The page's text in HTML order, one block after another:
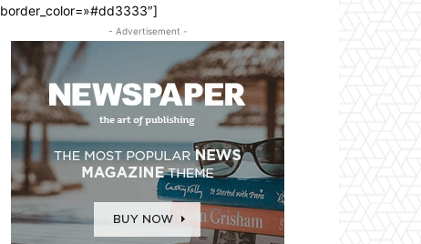
border_color=»#dd3333″]
- Advertisement -